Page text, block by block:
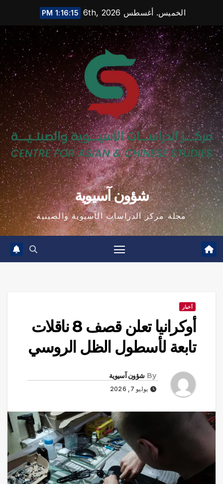
content
الخميس. أغسطس 6th, 2026 1:16:15 PM
شؤون آسيوية
مجلة مركز الدراسات الآسيوية والصينية
أخبار
أوكرانيا تعلن قصف 8 ناقلات
تابعة لأسطول الظل الروسي
By شؤون آسيوية
يوليو 7, 2026